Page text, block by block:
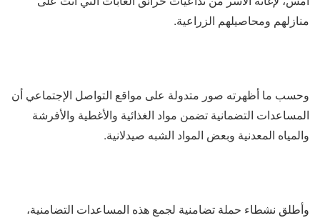
منازلهم ومحاصيلهم الزراعية.
وحسب ما أظهرته صور متدولة على مواقع التواصل الإجتماعي أن
المساعدات التضمانية تضمن مواد الغذائية والأغطية والأفرشة
والمياه المعدنية وبعض المواد الشبه صيدلانية.
وأطلق نشطاء حملة تضامنية لجمع هذه المساعدات التضامنية،